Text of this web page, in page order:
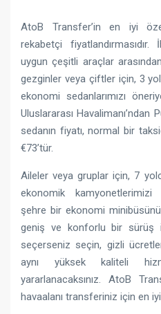
AtoB Transfer’in en iyi
rekabetçi fiyatlandırmasıdır.
uygun çeşitli araçlar
gezginler veya çiftler için, 3
ekonomi sedanlarımızı
Uluslararası
sedanın fiyatı, normal bir
€73’tür.
Aileler veya gruplar için, 7
ekonomik kamyonetlerimizi
şehre bir ekonomi
geniş ve konforlu bir sürüş
seçerseniz seçin, gizli
aynı yüksek kaliteli
yararlanacaksınız. AtoB
havaalanı transferiniz için en